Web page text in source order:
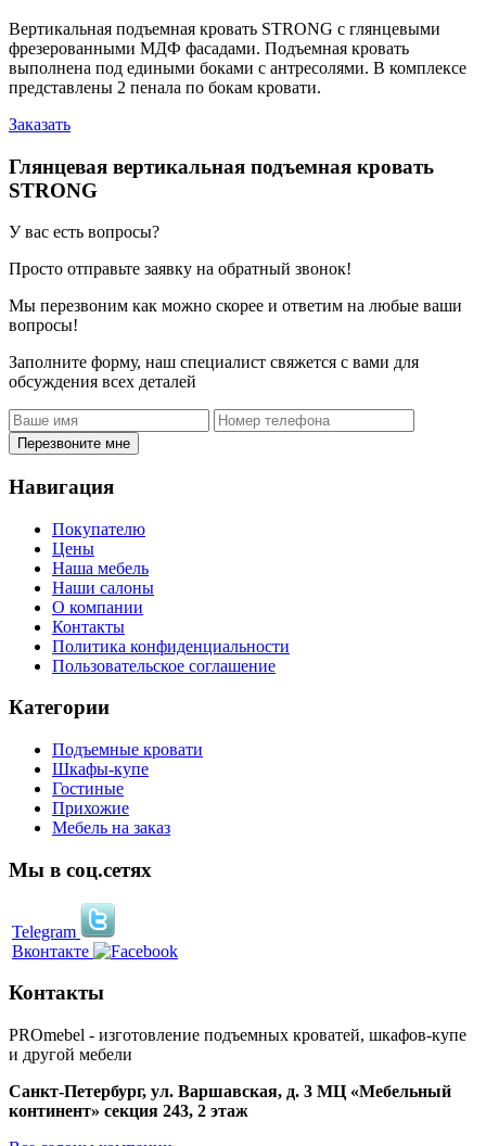
Вертикальная подъемная кровать STRONG с глянцевыми
фрезерованными МДФ фасадами. Подъемная кровать
выполнена под едиными боками с антресолями. В комплексе
представлены 2 пенала по бокам кровати.
Заказать
Глянцевая вертикальная подъемная кровать
STRONG
У вас есть вопросы?
Просто отправьте заявку на обратный звонок!
Мы перезвоним как можно скорее и ответим на любые ваши
вопросы!
Заполните форму, наш специалист свяжется с вами для
обсуждения всех деталей
Перезвоните мне
Навигация
Покупателю
Цены
Наша мебель
Наши салоны
О компании
Контакты
Политика конфиденциальности
Пользовательское соглашение
Категории
Подъемные кровати
Шкафы-купе
Гостиные
Прихожие
Мебель на заказ
Мы в соц.сетях
Telegram
Вконтакте
Контакты
PROmebel - изготовление подъемных кроватей, шкафов-купе
и другой мебели
Санкт-Петербург, ул. Варшавская, д. 3 МЦ «Мебельный
континент» секция 243, 2 этаж